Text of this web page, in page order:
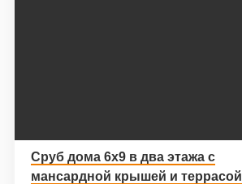
Сруб дома 6х9 в два этажа с
мансардной крышей и террасой